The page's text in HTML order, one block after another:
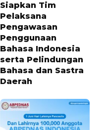
Siapkan Tim
Pelaksana
Pengawasan
Penggunaan
Bahasa Indonesia
serta Pelindungan
Bahasa dan Sastra
Daerah